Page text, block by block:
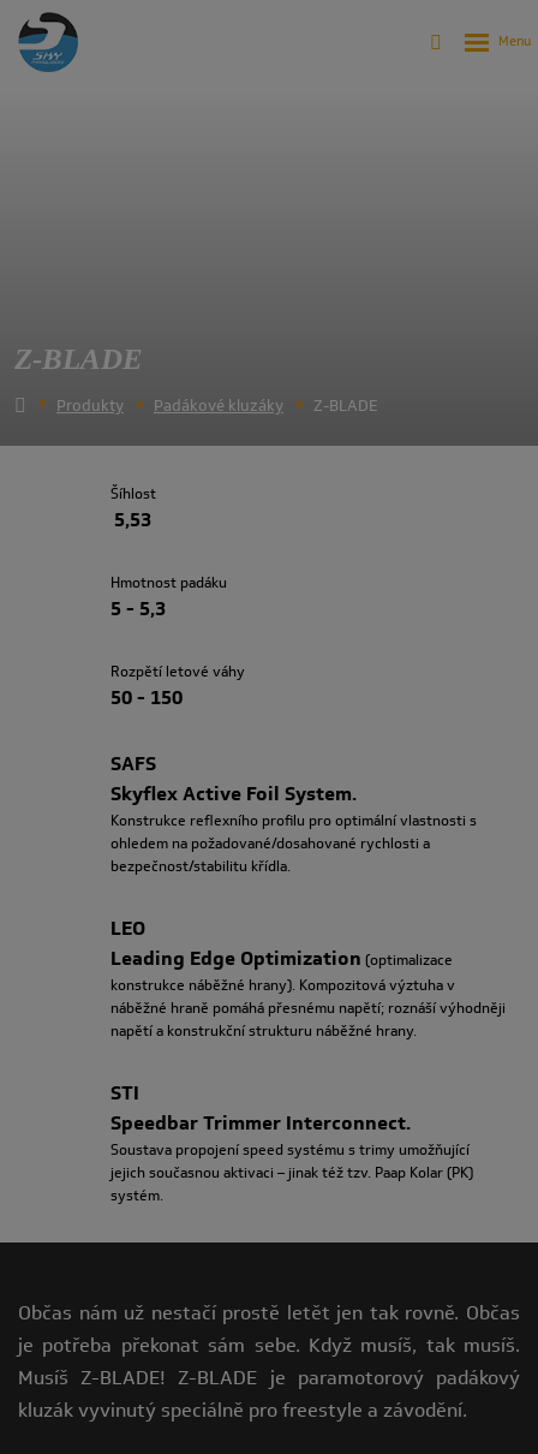
Z-BLADE
Produkty Padákové kluzáky Z-BLADE
Šíhlost
5,53
Hmotnost padáku
5 - 5,3
Rozpětí letové váhy
50 - 150
SAFS
Skyflex Active Foil System.
Konstrukce reflexního profilu pro optimální vlastnosti s
ohledem na požadované/dosahované rychlosti a
bezpečnost/stabilitu křídla.
LEO
Leading Edge Optimization (optimalizace
konstrukce náběžné hrany). Kompozitová výztuha v
náběžné hraně pomáhá přesnému napětí; roznáší výhodněji
napětí a konstrukční strukturu náběžné hrany.
STI
Speedbar Trimmer Interconnect.
Soustava propojení speed systému s trimy umožňující
jejich současnou aktivaci – jinak též tzv. Paap Kolar (PK)
systém.
Občas nám už nestačí prostě letět jen tak rovně. Občas
je potřeba překonat sám sebe. Když musíš, tak musíš.
Musíš Z-BLADE! Z-BLADE je paramotorový padákový
kluzák vyvinutý speciálně pro freestyle a závodění.